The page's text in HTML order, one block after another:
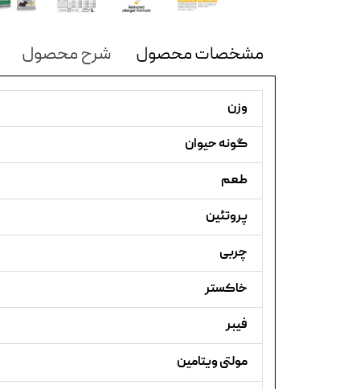
مشخصات محصول شرح محصول
وزن
گونه حیوان
طعم
پروتئین
چربی
خاکستر
فیبر
مولتی ویتامین